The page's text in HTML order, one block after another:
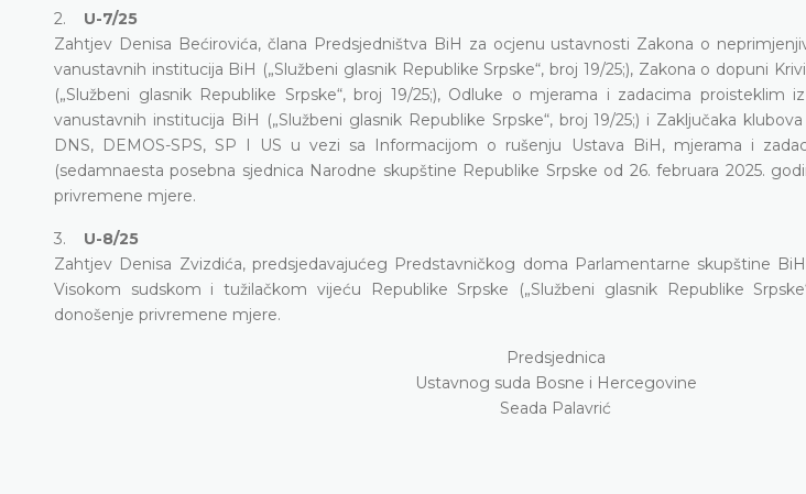
2. U-7/25
Zahtjev Denisa Bećirovića, člana Predsjedništva BiH za ocjenu ustavnosti Zakona o
vanustavnih institucija BiH („Službeni glasnik Republike Srpske“, broj 19/25;), Zakona o dopuni
(„Službeni glasnik Republike Srpske“, broj 19/25;), Odluke o mjerama i zadacima proisteklim
vanustavnih institucija BiH („Službeni glasnik Republike Srpske“, broj 19/25;) i Zaključaka
DNS, DEMOS-SPS, SP I US u vezi sa Informacijom o rušenju Ustava BiH, mjerama i
(sedamnaesta posebna sjednica Narodne skupštine Republike Srpske od 26. februara 2025.
privremene mjere.
3. U-8/25
Zahtjev Denisa Zvizdića, predsjedavajućeg Predstavničkog doma Parlamentarne skupštine
Visokom sudskom i tužilačkom vijeću Republike Srpske („Službeni glasnik Republike
donošenje privremene mjere.
Predsjednica
Ustavnog suda Bosne i Hercegovine
Seada Palavrić